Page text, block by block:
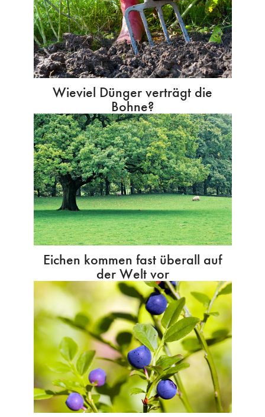
Wieviel Dünger verträgt die
Bohne?
Eichen kommen fast überall auf
der Welt vor